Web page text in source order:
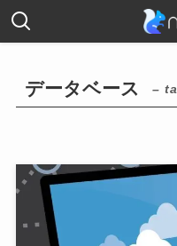
データベース –